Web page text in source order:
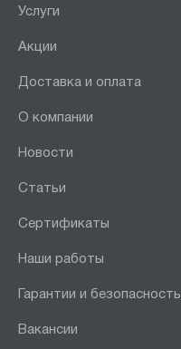
Услуги
Акции
Доставка и оплата
О компании
Новости
Статьи
Сертификаты
Наши работы
Гарантии и безопасность
Вакансии